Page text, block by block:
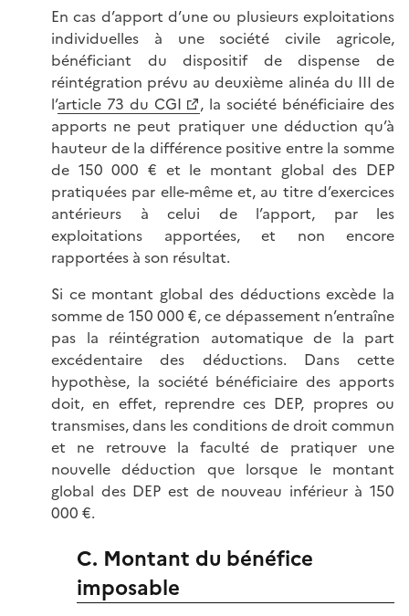
En cas d’apport d’une ou plusieurs exploitations
individuelles à une société civile agricole,
bénéficiant du dispositif de dispense de
réintégration prévu au deuxième alinéa du III de
l’article 73 du CGI
, la société bénéficiaire des
apports ne peut pratiquer une déduction qu’à
hauteur de la différence positive entre la somme
de 150 000 € et le montant global des DEP
pratiquées par elle-même et, au titre d’exercices
antérieurs à celui de l’apport, par les
exploitations apportées, et non encore
rapportées à son résultat.
Si ce montant global des déductions excède la
somme de 150 000 €, ce dépassement n’entraîne
pas la réintégration automatique de la part
excédentaire des déductions. Dans cette
hypothèse, la société bénéficiaire des apports
doit, en effet, reprendre ces DEP, propres ou
transmises, dans les conditions de droit commun
et ne retrouve la faculté de pratiquer une
nouvelle déduction que lorsque le montant
global des DEP est de nouveau inférieur à 150
000 €.
C. Montant du bénéfice
imposable